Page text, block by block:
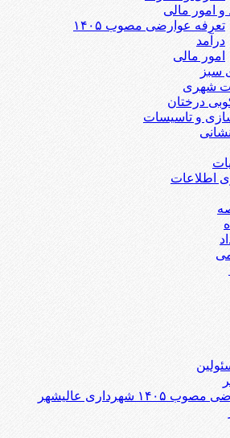
و امور مالی
تعرفه عوارضی مصوب ۱۴۰۵
درآمد
امور مالی
سبز
شهری
درختان
و تاسیسات
اطلاعات
شهرداری عالیشهر